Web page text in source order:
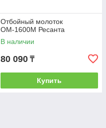
Отбойный молоток
ОМ-1600М Ресанта
В наличии
80 090 ₸
Купить